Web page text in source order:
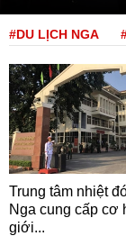
#DU LỊCH NGA
Trung tâm nhiệt
Nga cung cấp cơ
giới...